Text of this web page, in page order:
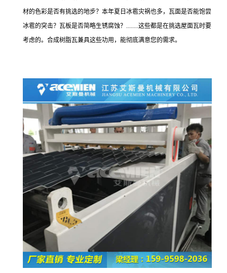
材的色彩是否有挑选的地步？本年夏日冰雹灾祸也多，瓦面是否能饱尝
冰雹的突击？瓦板是否简略生锈腐蚀？........这些都是在挑选屋面瓦时要
考虑的。合成树脂瓦兼具这些功用，能彻底满意您的需求。